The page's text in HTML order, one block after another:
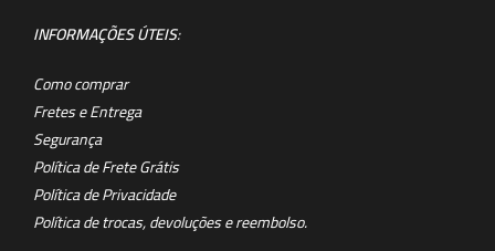
INFORMAÇÕES ÚTEIS:
Como comprar
Fretes e Entrega
Segurança
Política de Frete Grátis
Política de Privacidade
Política de trocas, devoluções e reembolso.